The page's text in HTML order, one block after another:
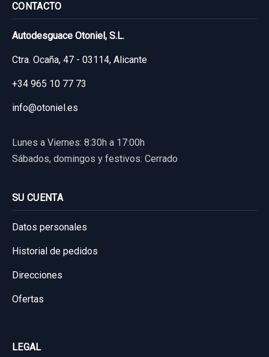
CONTACTO
Autodesguace Otoniel, S.L.
Ctra. Ocaña, 47 - 03114, Alicante
+34 965 10 77 73
info@otoniel.es
Lunes a Viernes: 8:30h a 17:00h
Sábados, domingos y festivos: Cerrado
SU CUENTA
Datos personales
Historial de pedidos
Direcciones
Ofertas
LEGAL